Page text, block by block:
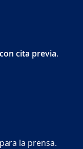
cita previa.
la prensa.